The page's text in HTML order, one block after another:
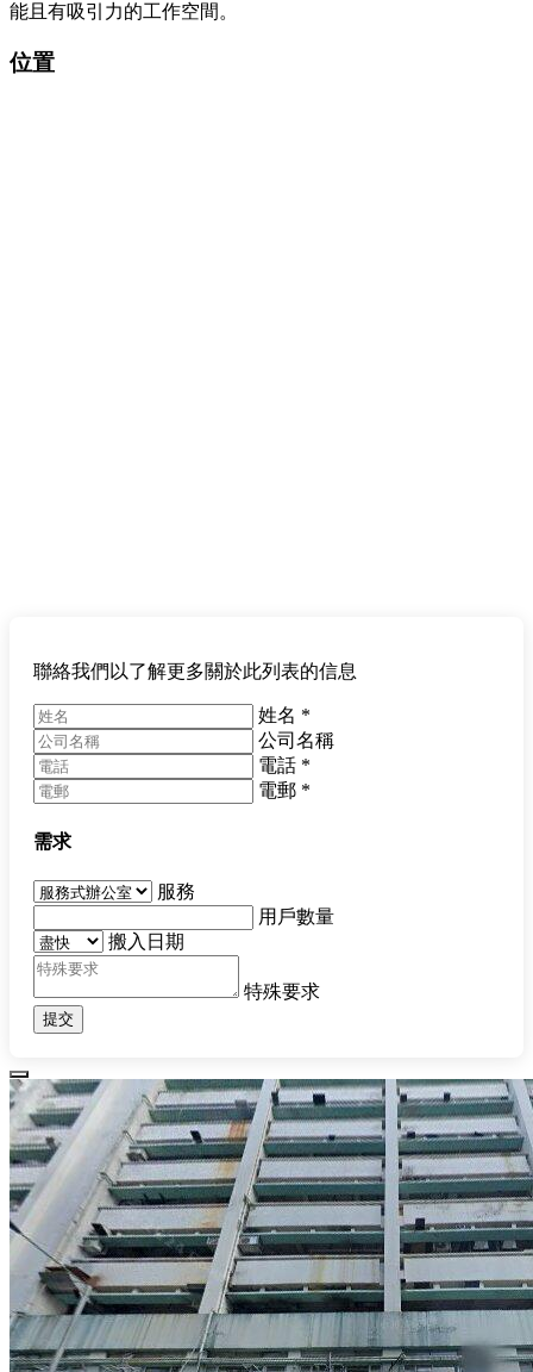
能且有吸引力的工作空間。
位置
聯絡我們以了解更多關於此列表的信息
姓名 *
公司名稱
電話 *
電郵 *
需求
服務
用戶數量
搬入日期
特殊要求
提交